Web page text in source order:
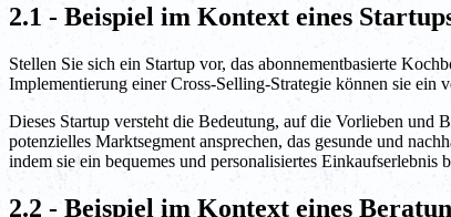
2.1 - Beispiel im Kontext eines
Stellen Sie sich ein Startup vor, das abonnementbasierte
Implementierung einer Cross-Selling-Strategie können sie ein
Dieses Startup versteht die Bedeutung, auf die Vorlieben
potenzielles Marktsegment ansprechen, das gesunde und
indem sie ein bequemes und personalisiertes Einkaufserlebnis
2.2 - Beispiel im Kontext eines